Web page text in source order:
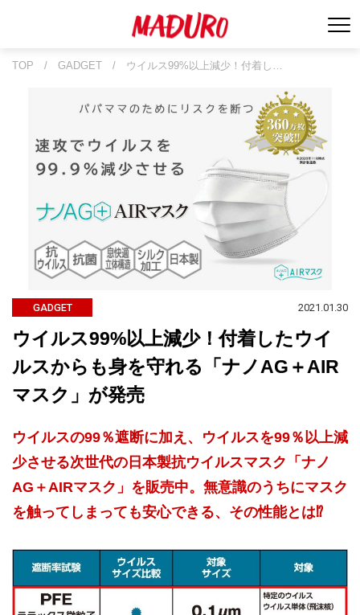
TOP / GADGET / ウイルス99%以上減少！付着し…
GADGET 2021.01.30
ウイルス99%以上減少！付着したウイ
ルスからも身を守れる「ナノAG＋AIR
マスク」が発売
ウイルスの99％遮断に加え、ウイルスを99％以上減
少させる次世代の日本製抗ウイルスマスク「ナノ
AG＋AIRマスク」を販売中。無意識のうちにマスク
を触ってしまっても安心できる、その性能とは⁉